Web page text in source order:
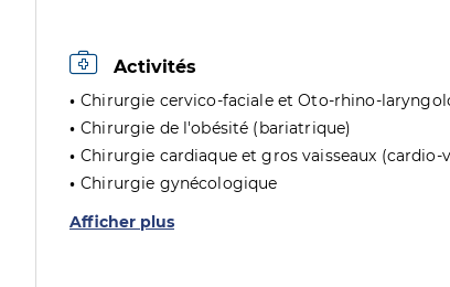
Activités
Chirurgie cervico-faciale et Oto-rhino-
Chirurgie de l'obésité (bariatrique)
Chirurgie cardiaque et gros vaisseaux (cardio-
Chirurgie gynécologique
Afficher plus